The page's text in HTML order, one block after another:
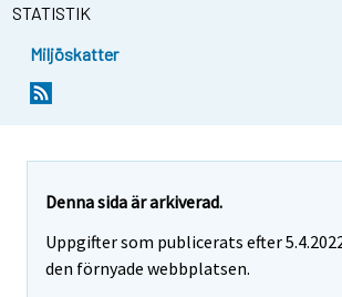
STATISTIK
Miljöskatter
Denna sida är arkiverad.
Uppgifter som publicerats efter
den förnyade webbplatsen.